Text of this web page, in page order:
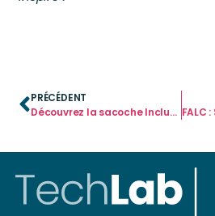
PRÉCÉDENT
Découvrez la sacoche Inclunéa, support dédié de CAA